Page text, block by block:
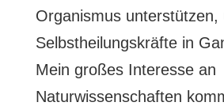
Organismus unterstützen,
Selbstheilungskräfte in
Mein großes Interesse an
Naturwissenschaften